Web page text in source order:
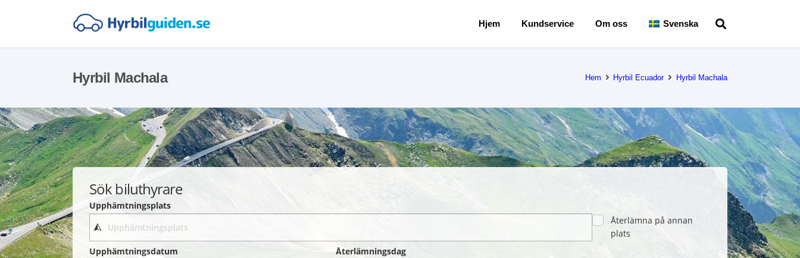
Hjem Kundservice Om oss Svenska
Hyrbil Machala Hem Hyrbil Ecuador Hyrbil Machala
Sök biluthyrare
Upphämtningsplats
Återlämna på annan
plats
Upphämtningsdatum
Återlämningsdag